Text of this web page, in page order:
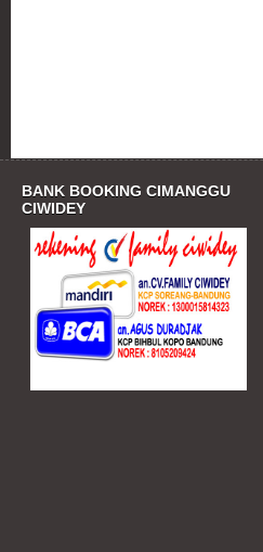
BANK BOOKING CIMANGGU
CIWIDEY